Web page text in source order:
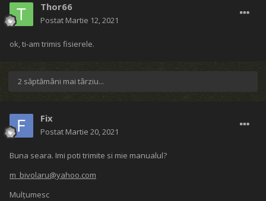
Thor66
Postat Martie 12, 2021
ok, ti-am trimis fisierele.
2 săptămâni mai târziu...
Fix
Postat Martie 20, 2021
Buna seara. Imi poti trimite si mie manualul?
m_bivolaru@yahoo.com
Mulțumesc